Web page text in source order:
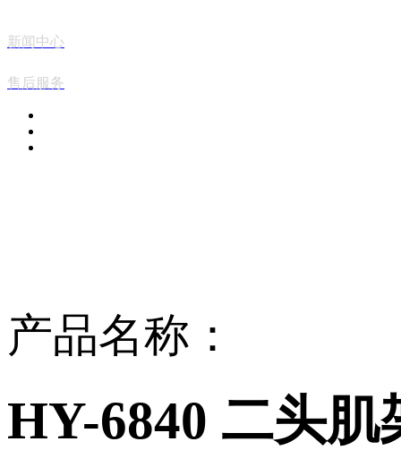
新闻中心
售后服务
产品名称：
HY-6840 二头肌